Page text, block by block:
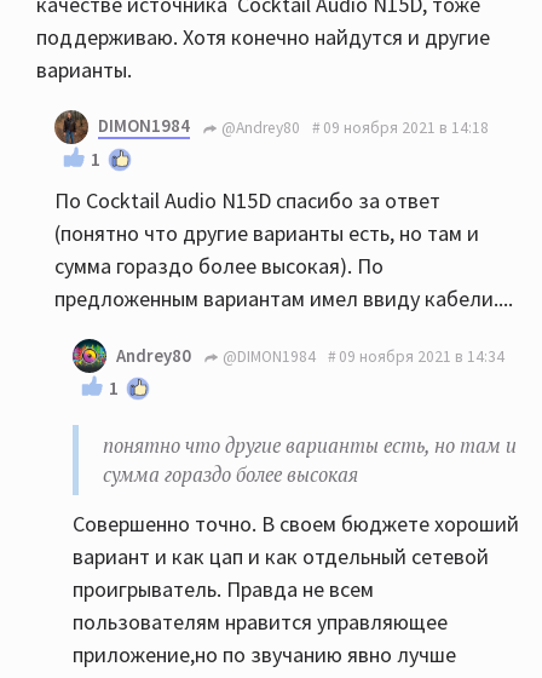
поддерживаю. Хотя конечно найдутся и другие
варианты.
DIMON1984 @Andrey80 09 ноября 2021 в 14:18
1
По Cocktail Audio N15D спасибо за ответ
(понятно что другие варианты есть, но там и
сумма гораздо более высокая). По
предложенным вариантам имел ввиду кабели....
Andrey80 @DIMON1984 09 ноября 2021 в 14:34
1
понятно что другие варианты есть, но там и
сумма гораздо более высокая
Совершенно точно. В своем бюджете хороший
вариант и как цап и как отдельный сетевой
проигрыватель. Правда не всем
пользователям нравится управляющее
приложение,но по звучанию явно лучше